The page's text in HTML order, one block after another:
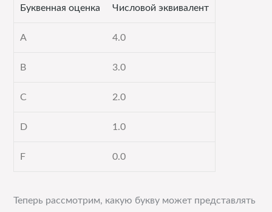
Буквенная оценка Числовой эквивалент
A 4.0
B 3.0
C 2.0
D 1.0
F 0.0
Теперь рассмотрим, какую букву может представлять